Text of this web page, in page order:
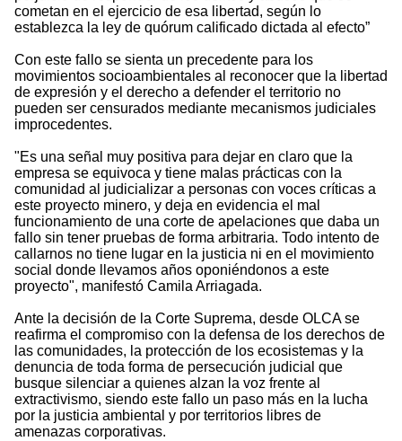
cometan en el ejercicio de esa libertad, según lo
establezca la ley de quórum calificado dictada al efecto”
Con este fallo se sienta un precedente para los
movimientos socioambientales al reconocer que la libertad
de expresión y el derecho a defender el territorio no
pueden ser censurados mediante mecanismos judiciales
improcedentes.
"Es una señal muy positiva para dejar en claro que la
empresa se equivoca y tiene malas prácticas con la
comunidad al judicializar a personas con voces críticas a
este proyecto minero, y deja en evidencia el mal
funcionamiento de una corte de apelaciones que daba un
fallo sin tener pruebas de forma arbitraria. Todo intento de
callarnos no tiene lugar en la justicia ni en el movimiento
social donde llevamos años oponiéndonos a este
proyecto", manifestó Camila Arriagada.
Ante la decisión de la Corte Suprema, desde OLCA se
reafirma el compromiso con la defensa de los derechos de
las comunidades, la protección de los ecosistemas y la
denuncia de toda forma de persecución judicial que
busque silenciar a quienes alzan la voz frente al
extractivismo, siendo este fallo un paso más en la lucha
por la justicia ambiental y por territorios libres de
amenazas corporativas.